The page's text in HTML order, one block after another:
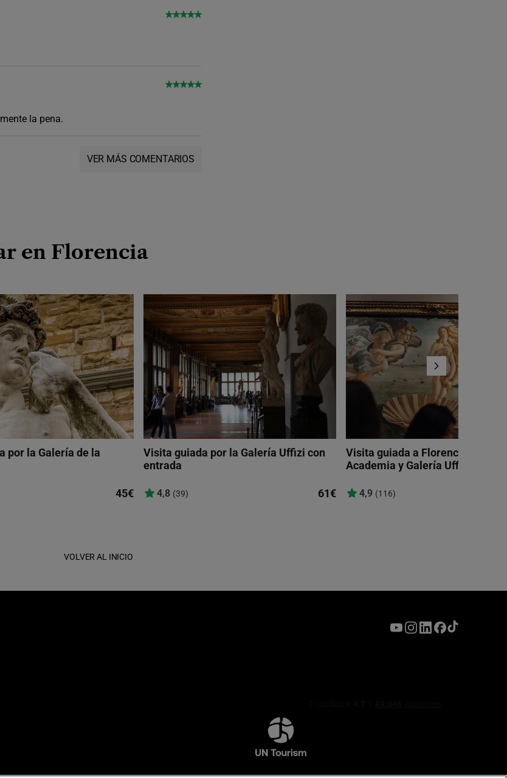
la pena.
VER MÁS COMENTARIOS
en Florencia
por la Galería de la
45€
Visita guiada por la Galería Uffizi con
entrada
4,8 (39) 61€
Visita guiada a Florencia,
Academia y Galería Uffizi
4,9 (116)
VOLVER AL INICIO